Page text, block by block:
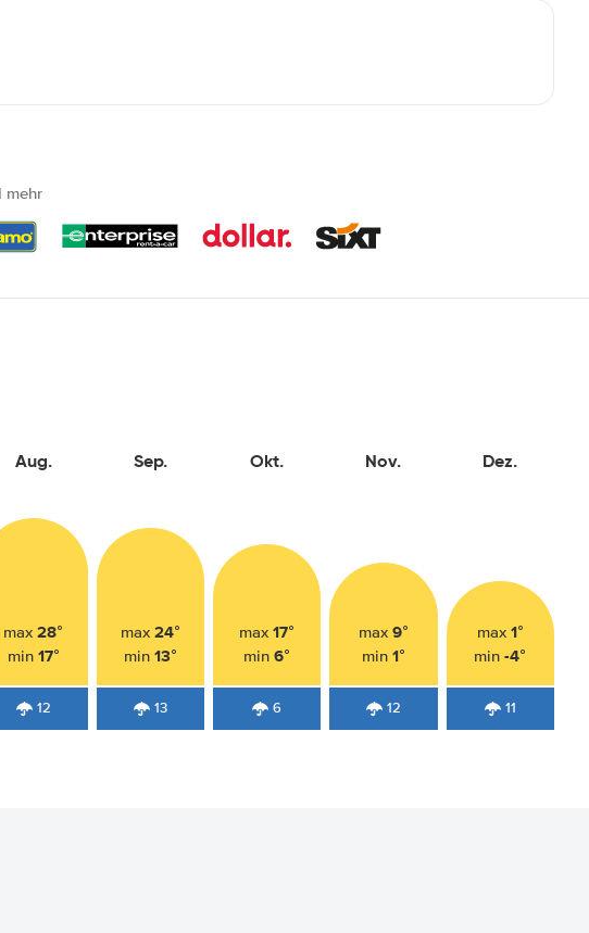
mehr
Aug.
max28°
min 17°
12
Sep.
max 24°
min 13°
13
Okt.
max17°
min6°
6
Nov.
max 9°
min 1°
12
Dez.
max 1°
min-4°
11